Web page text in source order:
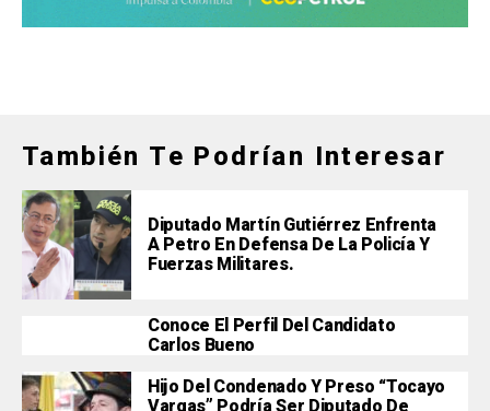
También Te Podrían Interesar
Diputado Martín Gutiérrez Enfrenta
A Petro En Defensa De La Policía Y
Fuerzas Militares.
Conoce El Perfil Del Candidato
Carlos Bueno
Hijo Del Condenado Y Preso “Tocayo